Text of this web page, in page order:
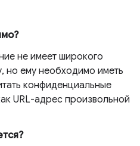
не имеет широкого
но ему необходимо иметь
конфиденциальные
URL-адрес произвольной